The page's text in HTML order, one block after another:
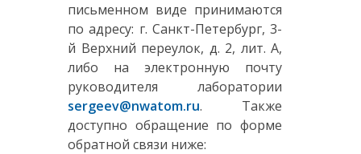
письменном виде принимаются
по адресу: г. Санкт-Петербург, 3-
й Верхний переулок, д. 2, лит. А,
либо на электронную почту
руководителя лаборатории
sergeev@nwatom.ru. Также
доступно обращение по форме
обратной связи ниже: